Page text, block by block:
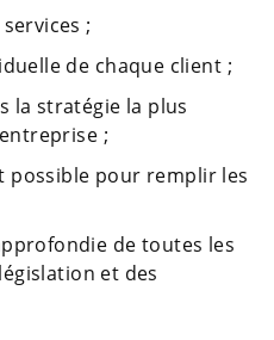
;
de chaque client ;
la stratégie la plus
;
possible pour remplir les
de toutes les
et des